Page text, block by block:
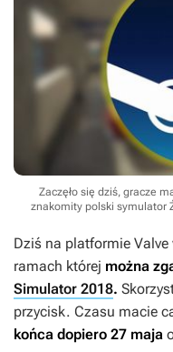
Zaczęło się dziś, gracze
znakomity polski symulator
Dziś na platformie
ramach której można
Simulator 2018.
przycisk. Czasu macie
końca dopiero 27 maja